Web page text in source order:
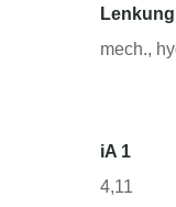
Lenkung
mech.,
iA 1
4,11